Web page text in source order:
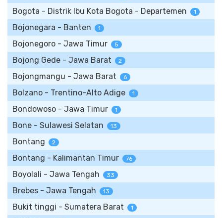
Bogota - Distrik Ibu Kota Bogota - Departemen 1
Bojonegara - Banten 1
Bojonegoro - Jawa Timur 5
Bojong Gede - Jawa Barat 2
Bojongmangu - Jawa Barat 6
Bolzano - Trentino-Alto Adige 1
Bondowoso - Jawa Timur 1
Bone - Sulawesi Selatan 13
Bontang 2
Bontang - Kalimantan Timur 76
Boyolali - Jawa Tengah 33
Brebes - Jawa Tengah 13
Bukit tinggi - Sumatera Barat 1